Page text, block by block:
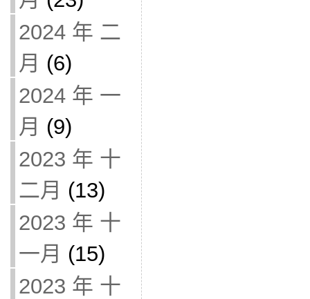
2024 年 二
月 (6)
2024 年 一
月 (9)
2023 年 十
二月 (13)
2023 年 十
一月 (15)
2023 年 十